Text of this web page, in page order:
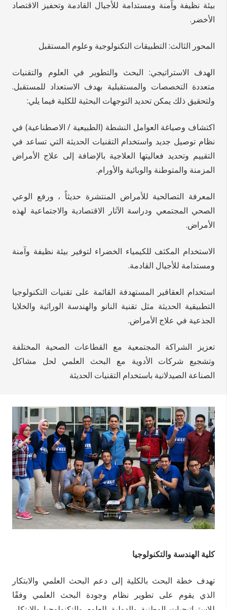
بيئة نظيفة وآمنة ومستدامة للأجيال القادمة وتحفيز الاقتصاد
الأخضر.
المحور الثالث: التطبيقات التكنولوجية وعلوم المستقبل
الهدف الاستراتيجي: البحث والتطوير في العلوم والتقنيات
متعددة التخصصات والمستقبلية بهدف الاستعداد للمستقبل.
ولتحقيق ذلك يمكن تحديد التوجهات البحثية للكلية فيما يلي:
اكتشاف وصياغة العوامل النشطة (الطبيعية / الاصطناعية) في
نظام توصيل جديد واستخدام التقنيات الحديثة التي تساعد في
التقييم وتحديد فعاليتها العلاجية بالإضافة إلى علاج الأمراض
المزمنة والمتوطنة والوبائية والأورام.
المعرفة التصالحية للأمراض المنتشرة حديثاً ، ورفع الوعي
الصحي المجتمعي ودراسة الآثار الاقتصادية والاجتماعية لهذه
الأمراض.
الاستخدام المكثف للكيمياء الخضراء لتوفير بيئة نظيفة وآمنة
ومستدامة للأجيال القادمة.
استخدام العقاقير المستهدفة القائمة على تقنيات التكنولوجيا
التطبيقية الحديثة مثل تقنية النانو والهندسة الوراثية والخلايا
الجذعية في علاج الأمراض.
تعزيز الشراكة المجتمعية مع القطاعات الصحية المختلفة
وتشجيع شركات الأدوية مع البحث العلمي لحل مشاكل
الصناعة الصيدلانية باستخدام التقنيات الحديثة
كلية الهندسة والتكنولوجيا
تهدف خطة البحث بالكلية إلى دعم البحث العلمي والابتكار
الذي يقوم على تطوير نظام وجودة البحث العلمي وفقًا